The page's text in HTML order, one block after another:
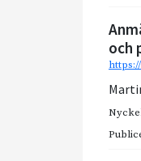
och
https://